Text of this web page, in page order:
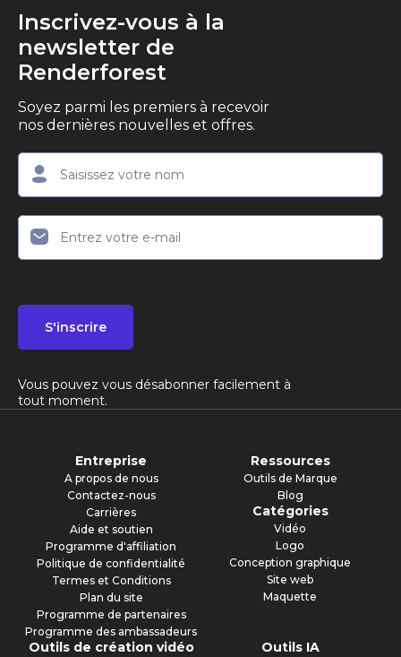
Inscrivez-vous à la
newsletter de
Renderforest
Soyez parmi les premiers à recevoir
nos dernières nouvelles et offres.
S'inscrire
Vous pouvez vous désabonner facilement à
tout moment.
Entreprise
A propos de nous
Contactez-nous
Carrières
Aide et soutien
Programme d'affiliation
Politique de confidentialité
Termes et Conditions
Plan du site
Programme de partenaires
Programme des ambassadeurs
Ressources
Outils de Marque
Blog
Catégories
Vidéo
Logo
Conception graphique
Site web
Maquette
Outils de création vidéo Outils IA